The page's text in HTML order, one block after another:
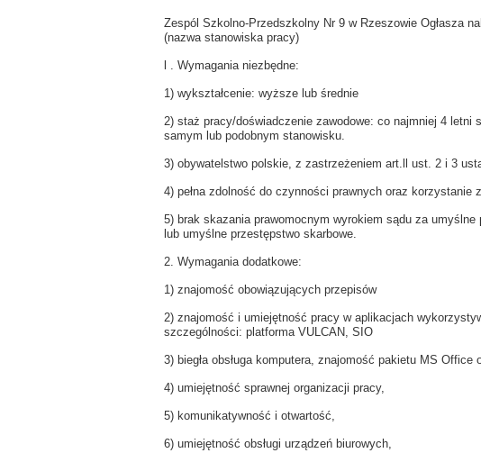
Zespól Szkolno-Przedszkolny Nr 9 w Rzeszowie Ogłasza
(nazwa stanowiska pracy)
l . Wymagania niezbędne:
1) wykształcenie: wyższe lub średnie
2) staż pracy/doświadczenie zawodowe: co najmniej 4 letni
samym lub podobnym stanowisku.
3) obywatelstwo polskie, z zastrzeżeniem art.ll ust. 2 i 3
4) pełna zdolność do czynności prawnych oraz korzystanie
5) brak skazania prawomocnym wyrokiem sądu za
lub umyślne przestępstwo skarbowe.
2. Wymagania dodatkowe:
1) znajomość obowiązujących przepisów
2) znajomość i umiejętność pracy w aplikacjach
szczególności: platforma VULCAN, SIO
3) biegła obsługa komputera, znajomość pakietu MS
4) umiejętność sprawnej organizacji pracy,
5) komunikatywność i otwartość,
6) umiejętność obsługi urządzeń biurowych,